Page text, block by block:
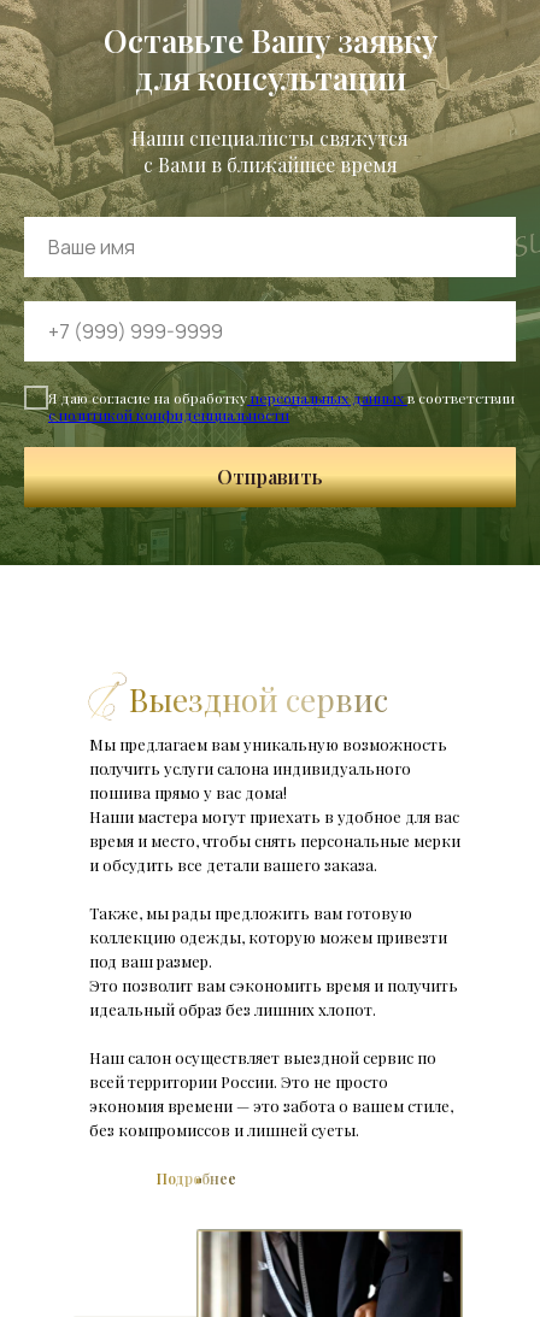
Оставьте Вашу заявку
для консультации
Наши специалисты свяжутся
с Вами в ближайшее время
Я даю согласие на обработкуперсональных данныхв соответствии
с политикой конфиденциальности
Отправить
Выездной сервис
Подробнее
Мы предлагаем вам уникальную возможность
получить услуги салона индивидуального
пошива прямо у вас дома!
Наши мастера могут приехать в удобное для вас
время и место, чтобы снять персональные мерки
и обсудить все детали вашего заказа.
Также, мы рады предложить вам готовую
коллекцию одежды, которую можем привезти
под ваш размер.
Это позволит вам сэкономить время и получить
идеальный образ без лишних хлопот.
Наш салон осуществляет выездной сервис по
всей территории России. Это не просто
экономия времени — это забота о вашем стиле,
без компромиссов и лишней суеты.